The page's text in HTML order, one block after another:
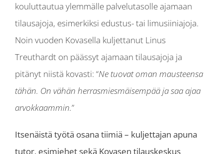
kouluttautua ylemmälle palvelutasolle ajamaan
tilausajoja, esimerkiksi edustus- tai limusiiniajoja.
Noin vuoden Kovasella kuljettanut Linus
Treuthardt on päässyt ajamaan tilausajoja ja
pitänyt niistä kovasti: “Ne tuovat oman mausteensa
tähän. On vähän herrasmiesmäisempää ja saa ajaa
arvokkaammin.”
Itsenäistä työtä osana tiimiä – kuljettajan apuna
tutor, esimiehet sekä Kovasen tilauskeskus